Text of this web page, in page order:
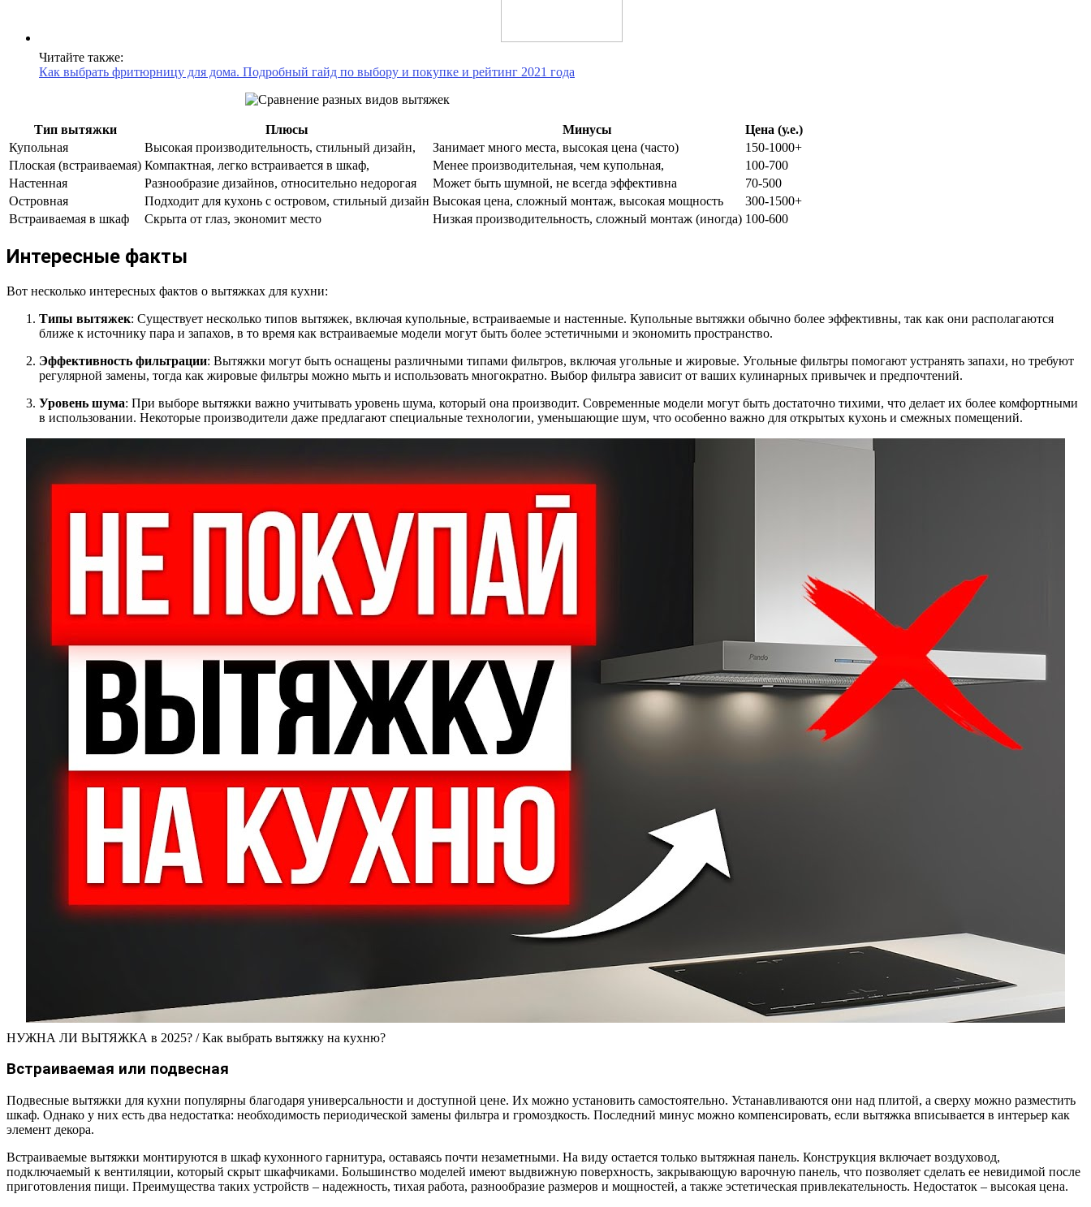
Читайте также:
Как выбрать фритюрницу для дома. Подробный гайд по выбору и покупке и рейтинг 2021 года
Тип вытяжки Плюсы Минусы
Цена (у.е.)
Купольная
Высокая производительность, стильный дизайн, Занимает много места, высокая цена (часто)
150-1000+
Плоская (встраиваемая) Компактная, легко встраивается в шкаф, Менее производительная, чем купольная,
100-700
Настенная
Разнообразие дизайнов, относительно недорогая Может быть шумной, не всегда эффективна
70-500
Островная
Подходит для кухонь с островом, стильный дизайн Высокая цена, сложный монтаж, высокая мощность
300-1500+
Встраиваемая в шкаф
Скрыта от глаз, экономит место Низкая производительность, сложный монтаж (иногда) 100-600
Интересные факты
Вот несколько интересных фактов о вытяжках для кухни:
Типы вытяжек: Существует несколько типов вытяжек, включая купольные, встраиваемые и настенные. Купольные вытяжки обычно более эффективны, так как они располагаются
ближе к источнику пара и запахов, в то время как встраиваемые модели могут быть более эстетичными и экономить пространство.
Эффективность фильтрации: Вытяжки могут быть оснащены различными типами фильтров, включая угольные и жировые. Угольные фильтры помогают устранять запахи, но требуют
регулярной замены, тогда как жировые фильтры можно мыть и использовать многократно. Выбор фильтра зависит от ваших кулинарных привычек и предпочтений.
Уровень шума: При выборе вытяжки важно учитывать уровень шума, который она производит. Современные модели могут быть достаточно тихими, что делает их более комфортными
в использовании. Некоторые производители даже предлагают специальные технологии, уменьшающие шум, что особенно важно для открытых кухонь и смежных помещений.
НУЖНА ЛИ ВЫТЯЖКА в 2025? / Как выбрать вытяжку на кухню?
Встраиваемая или подвесная
Подвесные вытяжки для кухни популярны благодаря универсальности и доступной цене. Их можно установить самостоятельно. Устанавливаются они над плитой, а сверху можно разместить
шкаф. Однако у них есть два недостатка: необходимость периодической замены фильтра и громоздкость. Последний минус можно компенсировать, если вытяжка вписывается в интерьер как
элемент декора.
Встраиваемые вытяжки монтируются в шкаф кухонного гарнитура, оставаясь почти незаметными. На виду остается только вытяжная панель. Конструкция включает воздуховод,
подключаемый к вентиляции, который скрыт шкафчиками. Большинство моделей имеют выдвижную поверхность, закрывающую варочную панель, что позволяет сделать ее невидимой после
приготовления пищи. Преимущества таких устройств – надежность, тихая работа, разнообразие размеров и мощностей, а также эстетическая привлекательность. Недостаток – высокая цена.